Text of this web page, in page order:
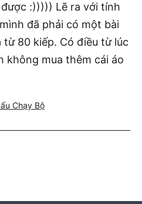
:))))) Lẽ ra với tính
đã phải có một bài
80 kiếp. Có điều từ lúc
không mua thêm cái áo
Chạy Bộ